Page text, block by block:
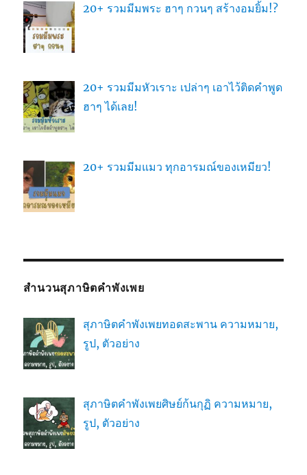
20+ รวมมีมพระ ฮาๆ กวนๆ สร้างอมยิ้ม!?
20+ รวมมีมหัวเราะ เปล่าๆ เอาไว้ติดคำพูด
ฮาๆ ได้เลย!
20+ รวมมีมแมว ทุกอารมณ์ของเหมียว!
สำนวนสุภาษิตคำพังเพย
สุภาษิตคำพังเพยทอดสะพาน ความหมาย,
รูป, ตัวอย่าง
สุภาษิตคำพังเพยศิษย์ก้นกุฏิ ความหมาย,
รูป, ตัวอย่าง